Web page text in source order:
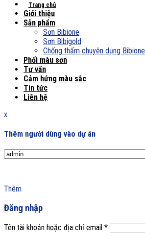
Trang chủ
Giới thiệu
Sản phẩm
Sơn Bibione
Sơn Bibigold
Chống thấm chuyên dụng Bibione
Phối màu sơn
Tư vấn
Cảm hứng màu sắc
Tin tức
Liên hệ
x
Thêm người dùng vào dự án
Thêm
Đăng nhập
Tên tài khoản hoặc địa chỉ email *